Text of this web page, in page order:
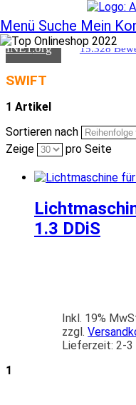
.org 15.328
.org 15.328
Menü Suche Mein
SWIFT
1 Artikel
Sortieren nach
Zeige
pro Seite
1.3 DDiS
Inkl. 19%
zzgl.
Lieferzeit: 2-3
1